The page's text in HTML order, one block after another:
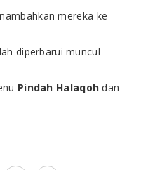
mereka ke
diperbarui muncul
Pindah Halaqoh dan